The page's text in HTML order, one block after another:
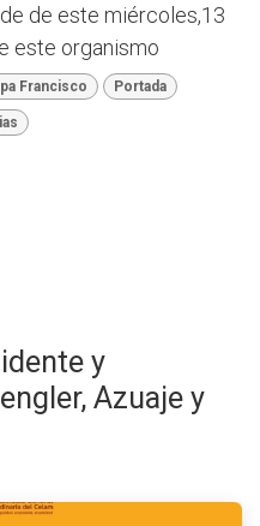
de este miércoles,13
este organismo
Francisco Portada
y
Azuaje y